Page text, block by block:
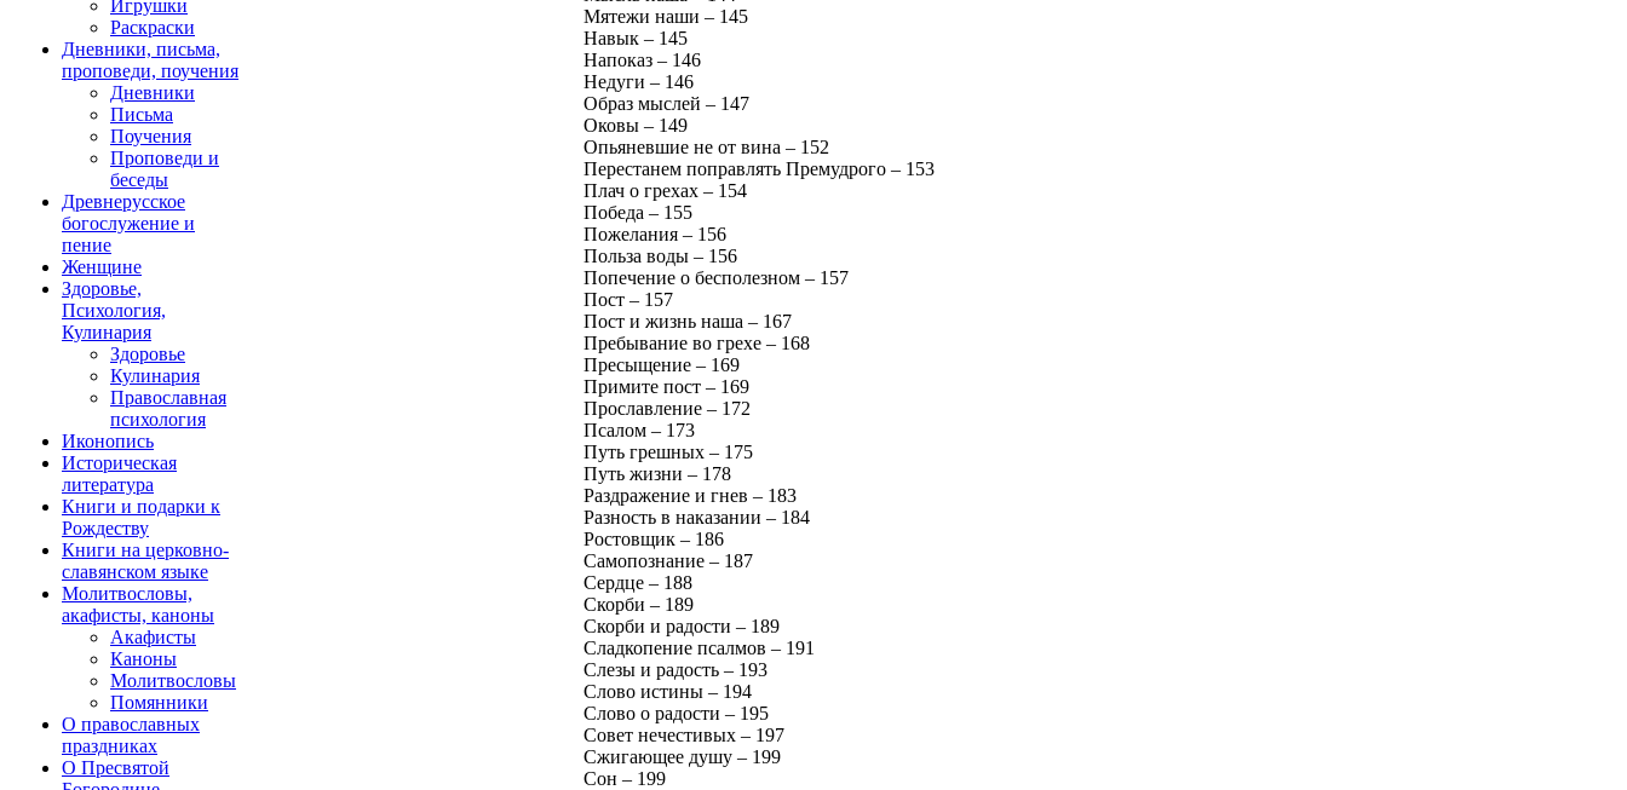
Игрушки
Раскраски
Дневники, письма,
проповеди, поучения
Дневники
Письма
Поучения
Проповеди и
беседы
Древнерусское
богослужение и
пение
Женщине
Здоровье,
Психология,
Кулинария
Здоровье
Кулинария
Православная
психология
Иконопись
Историческая
литература
Книги и подарки к
Рождеству
Книги на церковно-
славянском языке
Молитвословы,
акафисты, каноны
Акафисты
Каноны
Молитвословы
Помянники
О православных
праздниках
О Пресвятой
Мятежи наши – 145
Навык – 145
Напоказ – 146
Недуги – 146
Образ мыслей – 147
Оковы – 149
Опьяневшие не от вина – 152
Перестанем поправлять Премудрого – 153
Плач о грехах – 154
Победа – 155
Пожелания – 156
Польза воды – 156
Попечение о бесполезном – 157
Пост – 157
Пост и жизнь наша – 167
Пребывание во грехе – 168
Пресыщение – 169
Примите пост – 169
Прославление – 172
Псалом – 173
Путь грешных – 175
Путь жизни – 178
Раздражение и гнев – 183
Разность в наказании – 184
Ростовщик – 186
Самопознание – 187
Сердце – 188
Скорби – 189
Скорби и радости – 189
Сладкопение псалмов – 191
Слезы и радость – 193
Слово истины – 194
Слово о радости – 195
Совет нечестивых – 197
Сжигающее душу – 199
Сон – 199